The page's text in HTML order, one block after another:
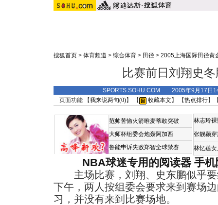
搜狐首页 > 体育频道 > 综合体育 > 田径 > 2005上海国际田径黄
比赛前日刘翔史
SPORTS.SOHU.COM 2005年9月17
页面功能 【我来说两句(0)】 【 收藏本文 】 【热点排行】
范帅苦恼火箭唯麦蒂敢突破
大师杯组委会炮轰阿加西
鲁能申诉失败郑智全球禁赛
林志玲
张靓颖
林忆莲
NBA球迷专用的阅读器 手
主场比赛，刘翔、史东鹏似乎要
下午，两人按组委会要求来到赛场
习，并没有来到比赛场地。